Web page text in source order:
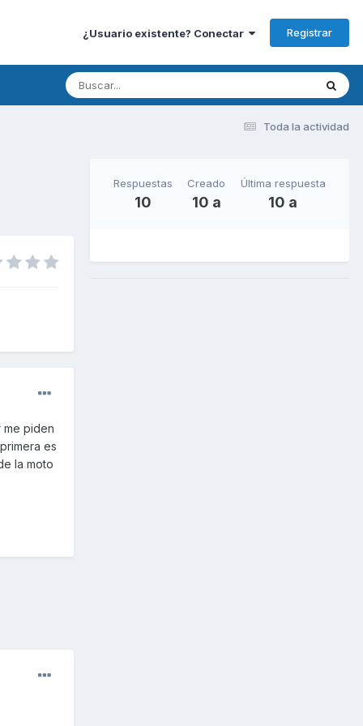
¿Usuario existente? Conectar Registrar
Toda la actividad
me piden
es
la moto
Respuestas
10
Creado
10 a
Última respuesta
10 a